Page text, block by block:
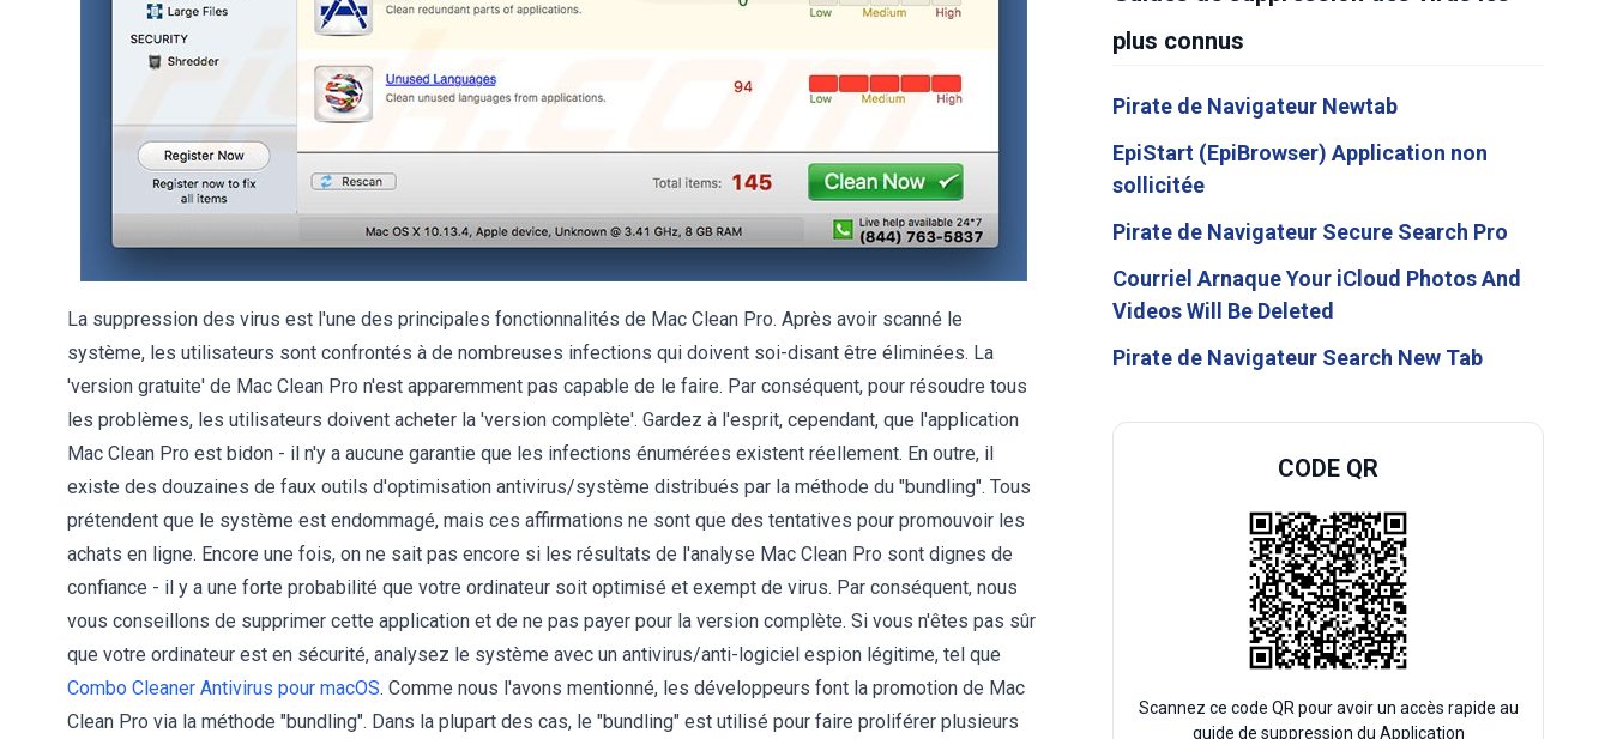
La suppression des virus est l'une des principales fonctionnalités de Mac Clean Pro. Après avoir scanné le
système, les utilisateurs sont confrontés à de nombreuses infections qui doivent soi-disant être éliminées. La
'version gratuite' de Mac Clean Pro n'est apparemment pas capable de le faire. Par conséquent, pour résoudre tous
les problèmes, les utilisateurs doivent acheter la 'version complète'. Gardez à l'esprit, cependant, que l'application
Mac Clean Pro est bidon - il n'y a aucune garantie que les infections énumérées existent réellement. En outre, il
existe des douzaines de faux outils d'optimisation antivirus/système distribués par la méthode du "bundling". Tous
prétendent que le système est endommagé, mais ces affirmations ne sont que des tentatives pour promouvoir les
achats en ligne. Encore une fois, on ne sait pas encore si les résultats de l'analyse Mac Clean Pro sont dignes de
confiance - il y a une forte probabilité que votre ordinateur soit optimisé et exempt de virus. Par conséquent, nous
vous conseillons de supprimer cette application et de ne pas payer pour la version complète. Si vous n'êtes pas sûr
que votre ordinateur est en sécurité, analysez le système avec un antivirus/anti-logiciel espion légitime, tel que
Combo Cleaner Antivirus pour macOS. Comme nous l'avons mentionné, les développeurs font la promotion de Mac
Clean Pro via la méthode "bundling". Dans la plupart des cas, le "bundling" est utilisé pour faire proliférer plusieurs
plus connus
Pirate de Navigateur Newtab
EpiStart (EpiBrowser) Application non
sollicitée
Pirate de Navigateur Secure Search Pro
Courriel Arnaque Your iCloud Photos And
Videos Will Be Deleted
Pirate de Navigateur Search New Tab
CODE QR
Scannez ce code QR pour avoir un accès rapide au
guide de suppression du Application